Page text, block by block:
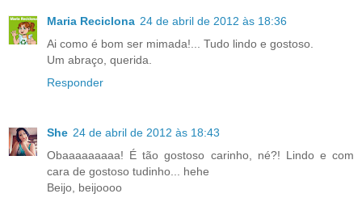
Maria Reciclona 24 de abril de 2012 às 18:36
Ai como é bom ser mimada!... Tudo lindo e gostoso.
Um abraço, querida.
Responder
She 24 de abril de 2012 às 18:43
Obaaaaaaaaa! É tão gostoso carinho, né?! Lindo e com
cara de gostoso tudinho... hehe
Beijo, beijoooo